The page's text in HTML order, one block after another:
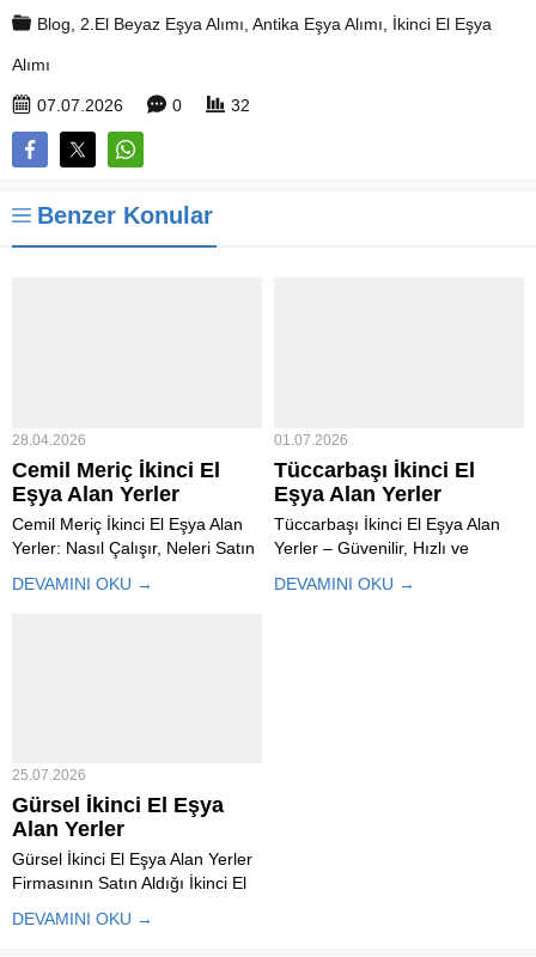
Blog, 2.El Beyaz Eşya Alımı, Antika Eşya Alımı, İkinci El Eşya
Alımı
07.07.2026 0 32
Benzer Konular
28.04.2026
Cemil Meriç İkinci El
Eşya Alan Yerler
Cemil Meriç İkinci El Eşya Alan
Yerler: Nasıl Çalışır, Neleri Satın
Cemil Meriç İkinci El Eşya Alan
DEVAMINI OKU →
01.07.2026
Tüccarbaşı İkinci El
Eşya Alan Yerler
Tüccarbaşı İkinci El Eşya Alan
Yerler – Güvenilir, Hızlı ve
Hizmeti Tüccarbaşı İkinci El Eşya
DEVAMINI OKU →
25.07.2026
Gürsel İkinci El Eşya
Alan Yerler
Gürsel İkinci El Eşya Alan Yerler
Firmasının Satın Aldığı İkinci El
İkinci El Eşya Alan Yerler,
DEVAMINI OKU →